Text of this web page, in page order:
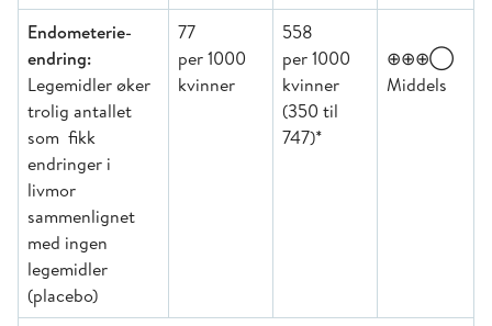
Endometerie-
endring:
Legemidler øker
trolig antallet
som fikk
endringer i
livmor
sammenlignet
med ingen
legemidler
(placebo)
77
per 1000
kvinner
558
per 1000
kvinner
(350 til
747)*
⊕⊕⊕◯
Middels